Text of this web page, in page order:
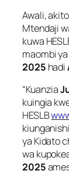
Awali,
Mtendaji
kuwa
maombi
2025 hadi
“Kuanzia
kuingia
HESLB
kiunganishi
ya Kidato
wa
2025